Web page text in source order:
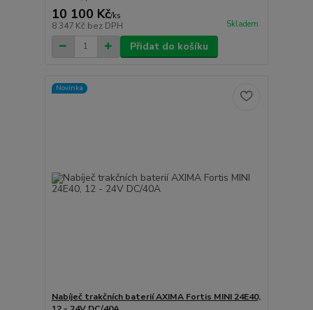
10 100 Kč/ks
8 347 Kč bez DPH Skladem
Přidat do košíku
Novinka
Nabíječ trakčních baterií AXIMA Fortis MINI 24E40,